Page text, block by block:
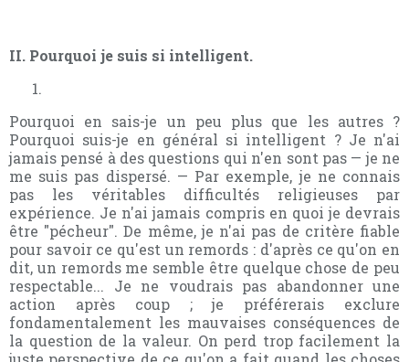
II. Pourquoi je suis si intelligent.
Pourquoi en sais-je un peu plus que les autres ?
Pourquoi suis-je en général si intelligent ? Je n'ai
jamais pensé à des questions qui n'en sont pas — je ne
me suis pas dispersé. — Par exemple, je ne connais
pas les véritables difficultés religieuses par
expérience. Je n'ai jamais compris en quoi je devrais
être "pécheur". De même, je n'ai pas de critère fiable
pour savoir ce qu'est un remords : d'après ce qu'on en
dit, un remords me semble être quelque chose de peu
respectable... Je ne voudrais pas abandonner une
action après coup ; je préférerais exclure
fondamentalement les mauvaises conséquences de
la question de la valeur. On perd trop facilement la